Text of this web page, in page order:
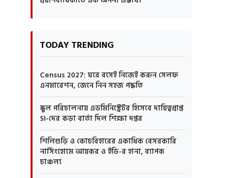
TODAY TRENDING
Census 2027: ঘরে বসেই নিজেই করুন সেলফ
এনমারেশন, জেনে নিন সহজ পদ্ধতি
স্কুল পরিচালনায় এডমিনিস্ট্রেটর হিসেবে দায়িত্বপ্রাপ্ত
SI-দের কড়া বার্তা দিল শিক্ষা দপ্তর
শিলিগুড়ি ও কোচবিহারের একাধিক বেসরকারি
নার্সিংহোমে আয়কর ও ইডি-র হানা, ব্যাপক
চাঞ্চল্য